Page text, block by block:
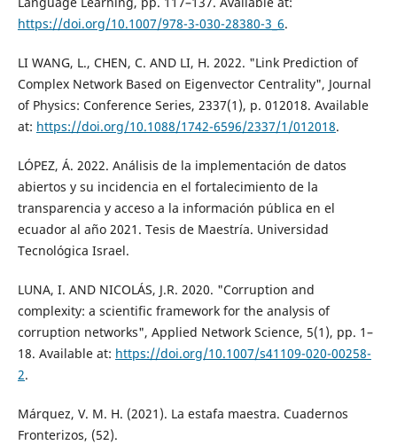
https://doi.org/10.1007/978-3-030-28380-3_6.
LI WANG, L., CHEN, C. AND LI, H. 2022. "Link Prediction of
Complex Network Based on Eigenvector Centrality", Journal
of Physics: Conference Series, 2337(1), p. 012018. Available
at: https://doi.org/10.1088/1742-6596/2337/1/012018.
LÓPEZ, Á. 2022. Análisis de la implementación de datos
abiertos y su incidencia en el fortalecimiento de la
transparencia y acceso a la información pública en el
ecuador al año 2021. Tesis de Maestría. Universidad
Tecnológica Israel.
LUNA, I. AND NICOLÁS, J.R. 2020. "Corruption and
complexity: a scientific framework for the analysis of
corruption networks", Applied Network Science, 5(1), pp. 1–
18. Available at: https://doi.org/10.1007/s41109-020-00258-
2.
Márquez, V. M. H. (2021). La estafa maestra. Cuadernos
Fronterizos, (52).